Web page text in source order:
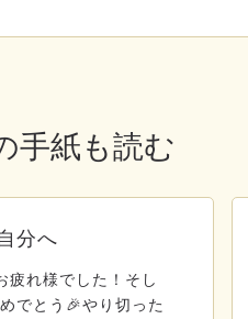
手紙も読む
分へ
疲れ様でした！そし
でとう🎉やり切った